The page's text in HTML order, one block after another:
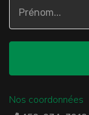
Nos coordonnées